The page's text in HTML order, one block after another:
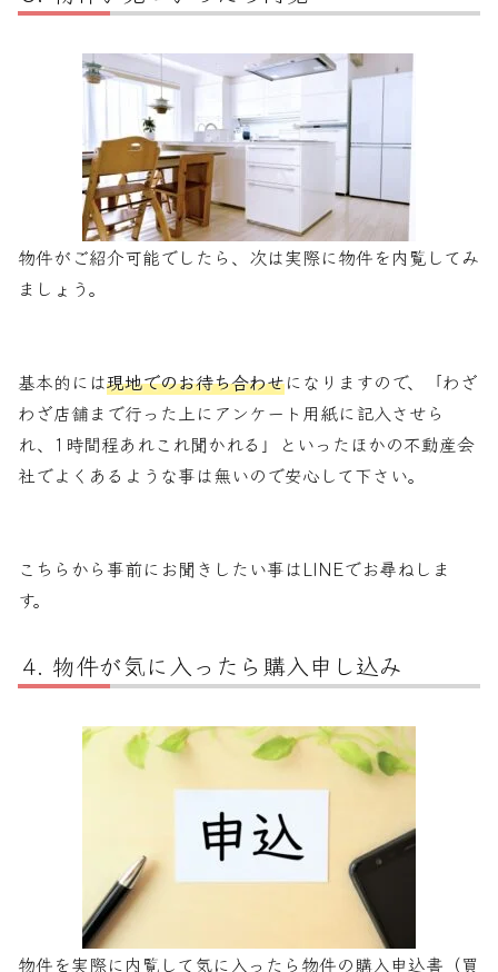
物件がご紹介可能でしたら、次は実際に物件を内覧してみ
ましょう。
基本的には現地でのお待ち合わせになりますので、「わざ
わざ店舗まで行った上にアンケート用紙に記入させら
れ、1時間程あれこれ聞かれる」といったほかの不動産会
社でよくあるような事は無いので安心して下さい。
こちらから事前にお聞きしたい事はLINEでお尋ねしま
す。
物件が気に入ったら購入申し込み
物件を実際に内覧して気に入ったら物件の購入申込書（買